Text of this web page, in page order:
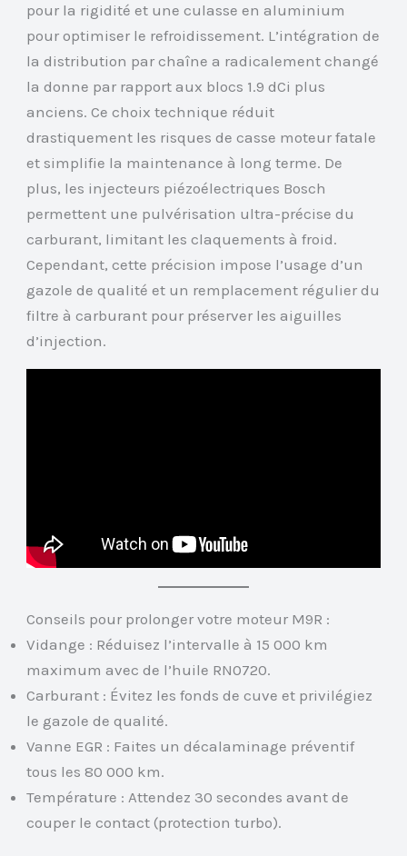
pour la rigidité et une culasse en aluminium
pour optimiser le refroidissement. L’intégration de
la distribution par chaîne a radicalement changé
la donne par rapport aux blocs 1.9 dCi plus
anciens. Ce choix technique réduit
drastiquement les risques de casse moteur fatale
et simplifie la maintenance à long terme. De
plus, les injecteurs piézoélectriques Bosch
permettent une pulvérisation ultra-précise du
carburant, limitant les claquements à froid.
Cependant, cette précision impose l’usage d’un
gazole de qualité et un remplacement régulier du
filtre à carburant pour préserver les aiguilles
d’injection.
Conseils pour prolonger votre moteur M9R :
Vidange : Réduisez l’intervalle à 15 000 km
maximum avec de l’huile RN0720.
Carburant : Évitez les fonds de cuve et privilégiez
le gazole de qualité.
Vanne EGR : Faites un décalaminage préventif
tous les 80 000 km.
Température : Attendez 30 secondes avant de
couper le contact (protection turbo).